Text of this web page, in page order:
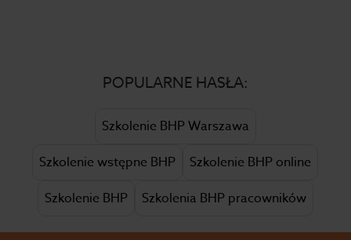
POPULARNE HASŁA:
Szkolenie BHP Warszawa
Szkolenie wstępne BHP
Szkolenie BHP online
Szkolenie BHP
Szkolenia BHP pracowników